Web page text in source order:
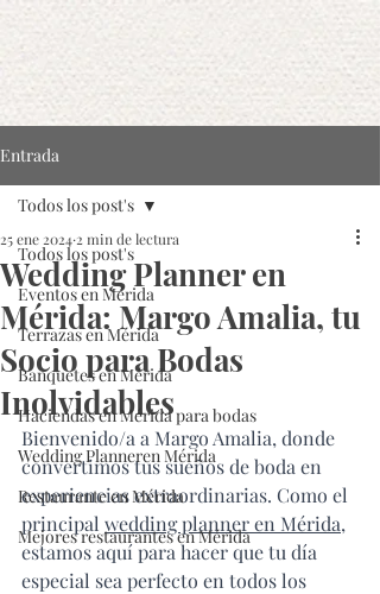
Entrada
Todos los post's
Eventos en Mérida
Terrazas en Mérida
Banquetes en Mérida
Haciendas en Mérida para bodas
Wedding Planneren Mérida
Restaurante en Mérida
Mejores restaurantes en Mérida
Todos los post's
Wedding Planner en
Mérida: Margo Amalia, tu
Socio para Bodas
Inolvidables
25 ene 2024 2 min de lectura
Bienvenido/a a Margo Amalia, donde
convertimos tus sueños de boda en
experiencias extraordinarias. Como el
principal wedding planner en Mérida,
estamos aquí para hacer que tu día
especial sea perfecto en todos los